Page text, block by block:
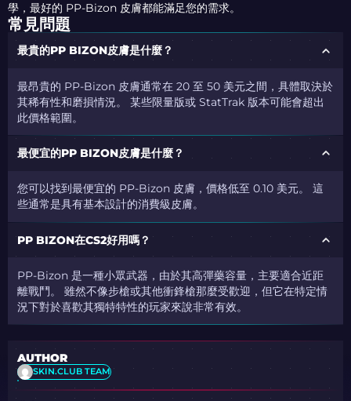
學，最好的 PP-Bizon 皮膚都能滿足您的需求。
常見問題
最貴的PP BIZON皮膚是什麼？
最昂貴的 PP-Bizon 皮膚通常在 20 至 50 美元之間，具體取決於
其稀有性和磨損情況。 某些限量版或 StatTrak 版本可能會超出
此價格範圍。
最便宜的PP BIZON皮膚是什麼？
您可以找到最便宜的 PP-Bizon 皮膚，價格低至 0.10 美元。 這
些通常是具有基本設計的消費級皮膚。
PP BIZON在CS2好用嗎？
PP-Bizon 是一種小眾武器，由於其高彈藥容量，主要適合近距
離戰鬥。 雖然不像步槍或其他衝鋒槍那麼受歡迎，但它在特定情
況下對於喜歡其獨特特性的玩家來說非常有效。
AUTHOR
SKIN.CLUB TEAM